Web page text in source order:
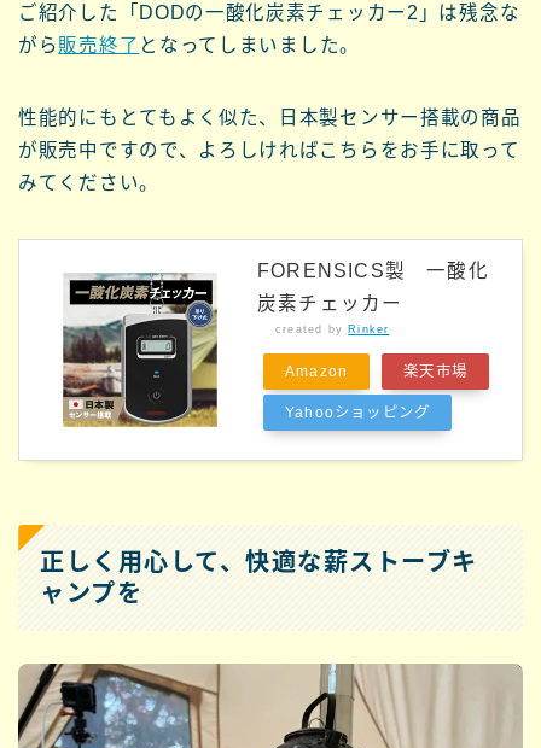
ご紹介した「DODの一酸化炭素チェッカー2」は残念な
がら販売終了 となってしまいました。
性能的にもとてもよく似た、日本製センサー搭載の商品
が販売中ですので、よろしければこちらをお手に取って
みてください。
FORENSICS製 一酸化
炭素チェッカー
created by Rinker
Amazon 楽天市場
Yahooショッピング
正しく用心して、快適な薪ストーブキ
ャンプを